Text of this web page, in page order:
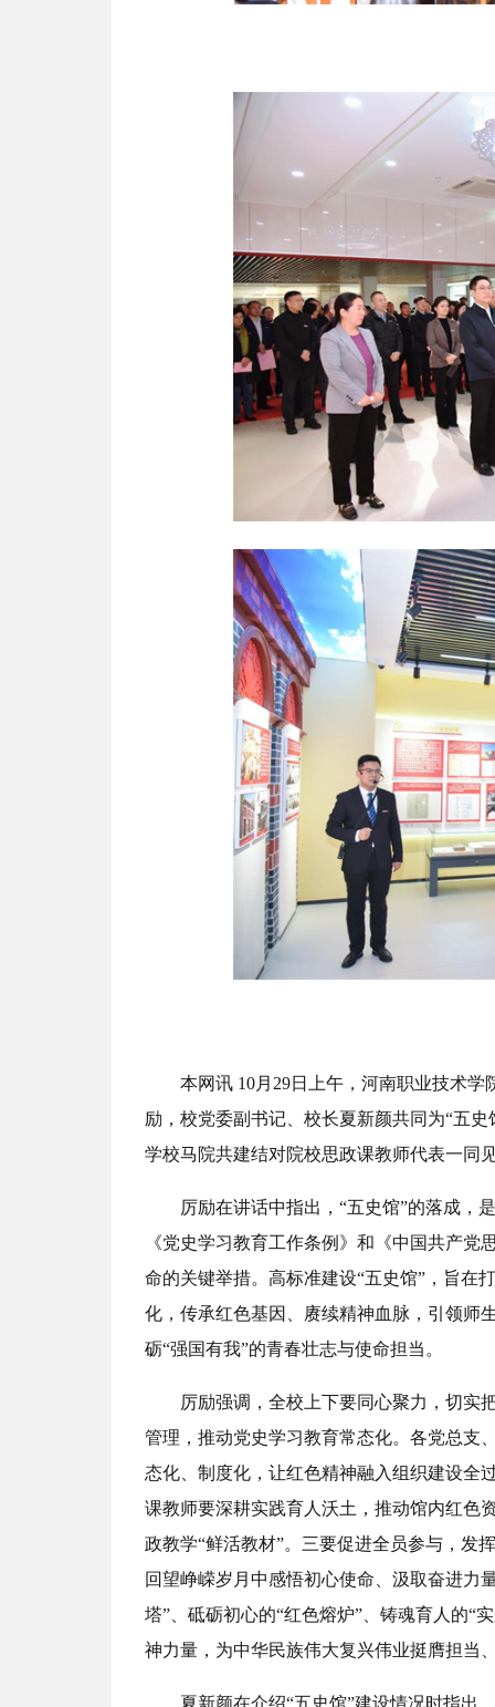
本网讯 10月29日上午，河南职业技术
励，校党委副书记、校长夏新颜共同为“五
学校马院共建结对院校思政课教师代表一同
厉励在讲话中指出，“五史馆”的落成，
《党史学习教育工作条例》和《中国共产
命的关键举措。高标准建设“五史馆”，旨在
化，传承红色基因、赓续精神血脉，引领师
砺“强国有我”的青春壮志与使命担当。
厉励强调，全校上下要同心聚力，切实
管理，推动党史学习教育常态化。各党总支
态化、制度化，让红色精神融入组织建设全
课教师要深耕实践育人沃土，推动馆内红色
政教学“鲜活教材”。三要促进全员参与，发
回望峥嵘岁月中感悟初心使命、汲取奋进力
塔”、砥砺初心的“红色熔炉”、铸魂育人的“
神力量，为中华民族伟大复兴伟业挺膺担当
夏新颜在介绍“五史馆”建设情况时指出